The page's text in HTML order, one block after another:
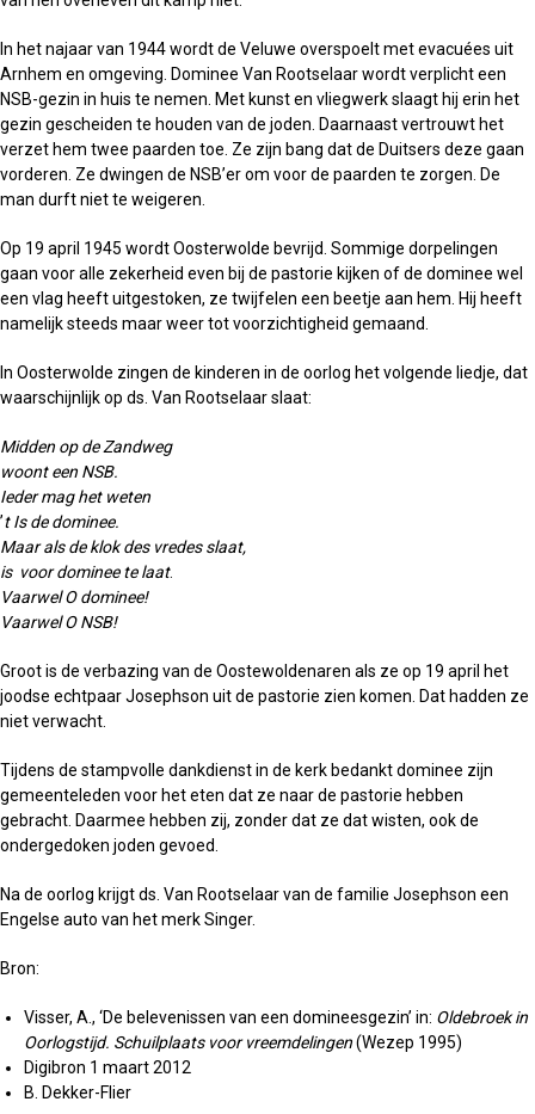
In het najaar van 1944 wordt de Veluwe overspoelt met evacuées uit
Arnhem en omgeving. Dominee Van Rootselaar wordt verplicht een
NSB-gezin in huis te nemen. Met kunst en vliegwerk slaagt hij erin het
gezin gescheiden te houden van de joden. Daarnaast vertrouwt het
verzet hem twee paarden toe. Ze zijn bang dat de Duitsers deze gaan
vorderen. Ze dwingen de NSB’er om voor de paarden te zorgen. De
man durft niet te weigeren.
Op 19 april 1945 wordt Oosterwolde bevrijd. Sommige dorpelingen
gaan voor alle zekerheid even bij de pastorie kijken of de dominee wel
een vlag heeft uitgestoken, ze twijfelen een beetje aan hem. Hij heeft
namelijk steeds maar weer tot voorzichtigheid gemaand.
In Oosterwolde zingen de kinderen in de oorlog het volgende liedje, dat
waarschijnlijk op ds. Van Rootselaar slaat:
Midden op de Zandweg
woont een NSB.
Ieder mag het weten
’t Is de dominee.
Maar als de klok des vredes slaat,
is voor dominee te laat.
Vaarwel O dominee!
Vaarwel O NSB!
Groot is de verbazing van de Oostewoldenaren als ze op 19 april het
joodse echtpaar Josephson uit de pastorie zien komen. Dat hadden ze
niet verwacht.
Tijdens de stampvolle dankdienst in de kerk bedankt dominee zijn
gemeenteleden voor het eten dat ze naar de pastorie hebben
gebracht. Daarmee hebben zij, zonder dat ze dat wisten, ook de
ondergedoken joden gevoed.
Na de oorlog krijgt ds. Van Rootselaar van de familie Josephson een
Engelse auto van het merk Singer.
Bron:
Visser, A., ‘De belevenissen van een domineesgezin’ in: Oldebroek in
Oorlogstijd. Schuilplaats voor vreemdelingen(Wezep 1995)
Digibron 1 maart 2012
B. Dekker-Flier